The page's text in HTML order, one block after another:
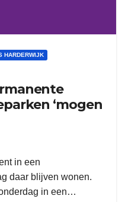
HARDERWIJK
‘mogen
in een
daar blijven wonen.
in een…